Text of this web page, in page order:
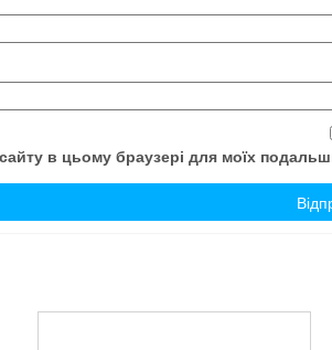
в цьому браузері для моїх